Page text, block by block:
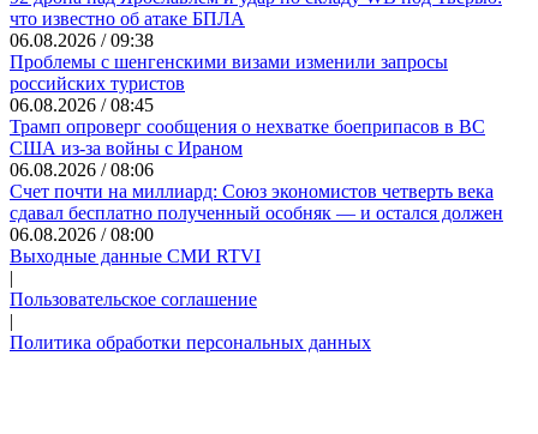
что известно об атаке БПЛА
06.08.2026 / 09:38
Проблемы с шенгенскими визами изменили запросы
российских туристов
06.08.2026 / 08:45
Трамп опроверг сообщения о нехватке боеприпасов в ВС
США из-за войны с Ираном
06.08.2026 / 08:06
Счет почти на миллиард: Союз экономистов четверть века
сдавал бесплатно полученный особняк — и остался должен
06.08.2026 / 08:00
Выходные данные СМИ RTVI
|
Пользовательское соглашение
|
Политика обработки персональных данных